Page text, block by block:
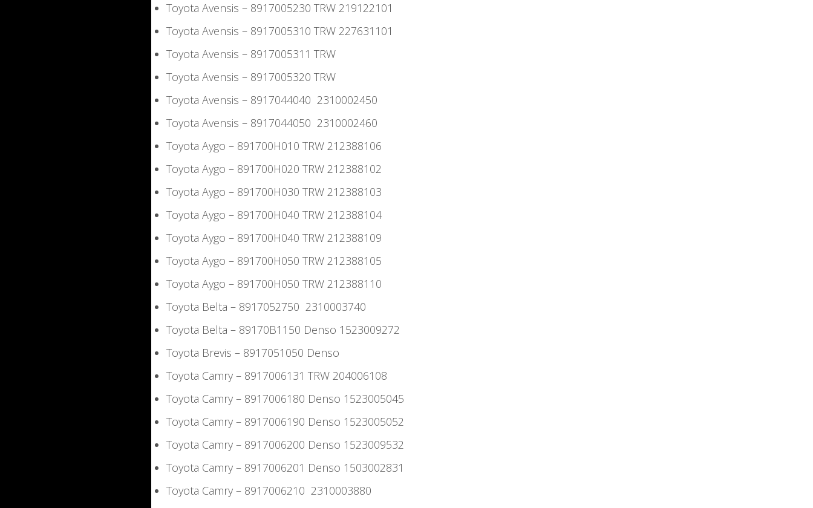
Toyota Avensis – 8917005230 TRW 219122101
Toyota Avensis – 8917005310 TRW 227631101
Toyota Avensis – 8917005311 TRW
Toyota Avensis – 8917005320 TRW
Toyota Avensis – 8917044040 2310002450
Toyota Avensis – 8917044050 2310002460
Toyota Aygo – 891700H010 TRW 212388106
Toyota Aygo – 891700H020 TRW 212388102
Toyota Aygo – 891700H030 TRW 212388103
Toyota Aygo – 891700H040 TRW 212388104
Toyota Aygo – 891700H040 TRW 212388109
Toyota Aygo – 891700H050 TRW 212388105
Toyota Aygo – 891700H050 TRW 212388110
Toyota Belta – 8917052750 2310003740
Toyota Belta – 89170B1150 Denso 1523009272
Toyota Brevis – 8917051050 Denso
Toyota Camry – 8917006131 TRW 204006108
Toyota Camry – 8917006180 Denso 1523005045
Toyota Camry – 8917006190 Denso 1523005052
Toyota Camry – 8917006200 Denso 1523009532
Toyota Camry – 8917006201 Denso 1503002831
Toyota Camry – 8917006210 2310003880